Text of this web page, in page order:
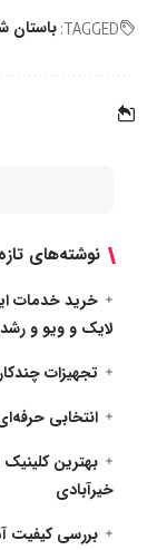
TAGGED: باستان
نوشته‌های تازه
خرید خدمات
لایک و ویو و
تجهیزات
انتخابی
بهترین
خیرآبادی
بررسی کیفیت